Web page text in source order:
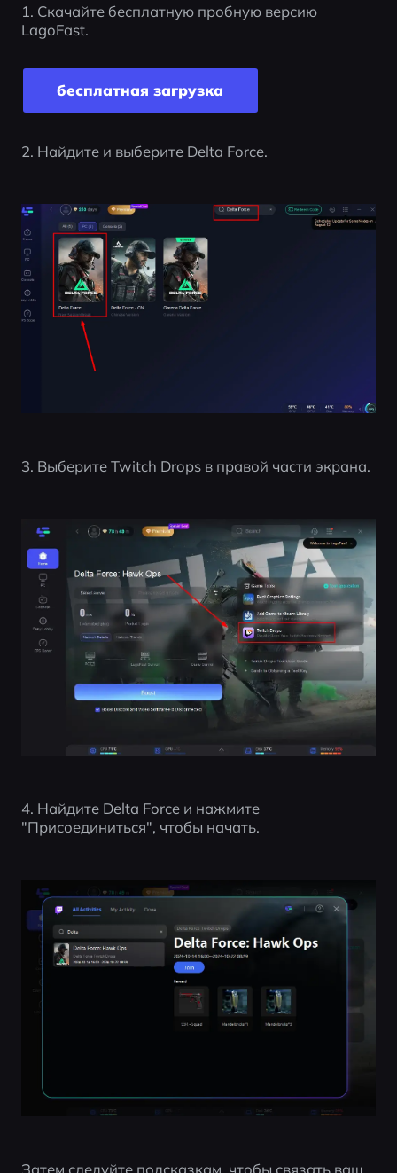
1. Скачайте бесплатную пробную версию
LagoFast.
бесплатная загрузка
2. Найдите и выберите Delta Force.
3. Выберите Twitch Drops в правой части экрана.
4. Найдите Delta Force и нажмите
"Присоединиться", чтобы начать.
Затем следуйте подсказкам, чтобы связать ваш